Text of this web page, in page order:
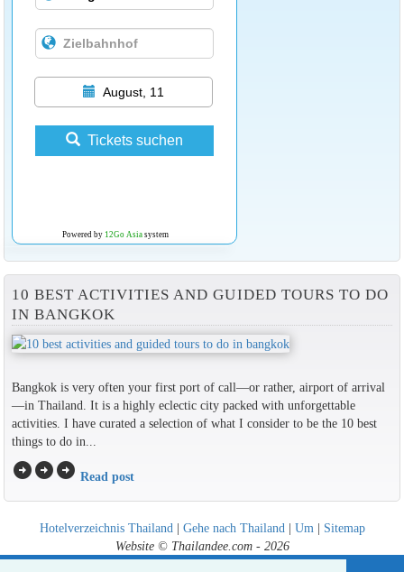
August, 11
Tickets suchen
Powered by 12Go Asiasystem
10 BEST ACTIVITIES AND GUIDED TOURS TO DO
IN BANGKOK
Bangkok is very often your first port of call—or rather, airport of arrival
—in Thailand. It is a highly eclectic city packed with unforgettable
activities. I have curated a selection of what I consider to be the 10 best
things to do in...
arrow_circle_rightarrow_circle_rightarrow_circle_right Read post
Hotelverzeichnis Thailand | Gehe nach Thailand | Um | Sitemap
Website © Thailandee.com - 2026